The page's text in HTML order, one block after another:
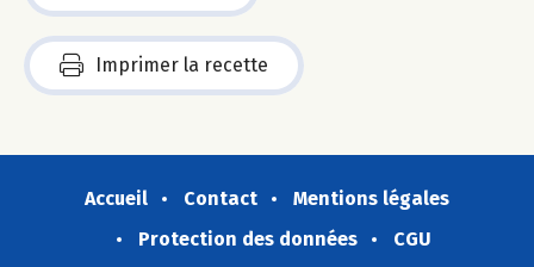
Imprimer la recette
Accueil Contact
Mentions légales
Protection des données
CGU